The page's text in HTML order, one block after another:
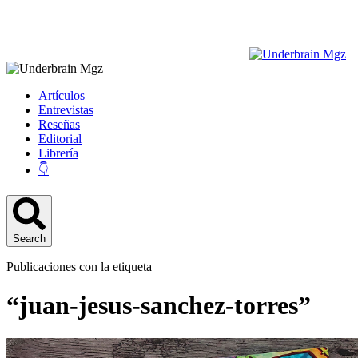
Artículos
Entrevistas
Reseñas
Editorial
Librería
👇
Search
Publicaciones con la etiqueta
“juan-jesus-sanchez-torres”